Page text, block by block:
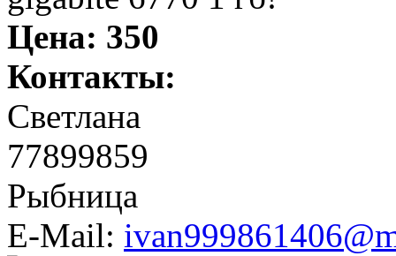
Цена: 350
Контакты:
Светлана
77899859
Рыбница
E-Mail: